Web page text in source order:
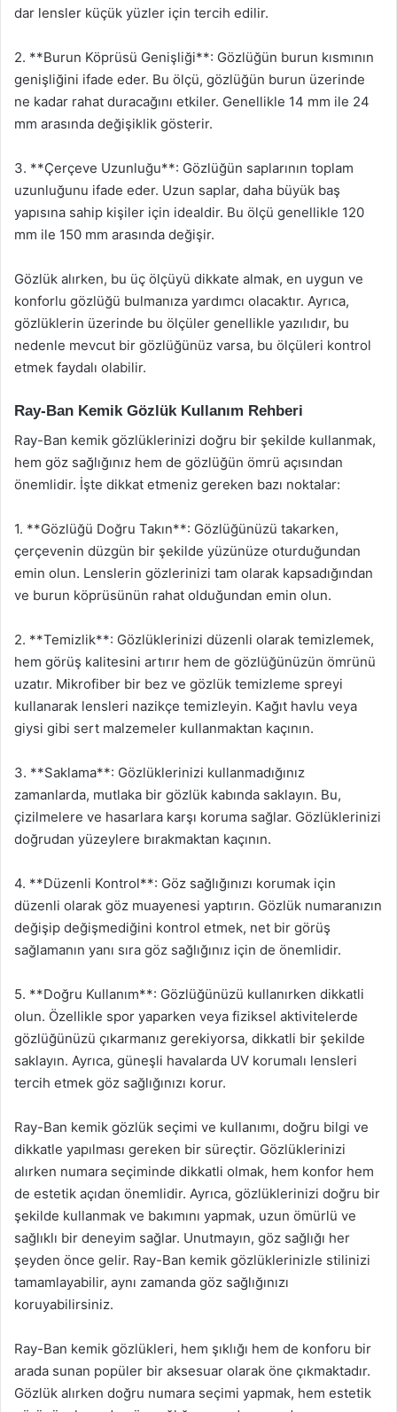
dar lensler küçük yüzler için tercih edilir.
2. **Burun Köprüsü Genişliği**: Gözlüğün burun kısmının
genişliğini ifade eder. Bu ölçü, gözlüğün burun üzerinde
ne kadar rahat duracağını etkiler. Genellikle 14 mm ile 24
mm arasında değişiklik gösterir.
3. **Çerçeve Uzunluğu**: Gözlüğün saplarının toplam
uzunluğunu ifade eder. Uzun saplar, daha büyük baş
yapısına sahip kişiler için idealdir. Bu ölçü genellikle 120
mm ile 150 mm arasında değişir.
Gözlük alırken, bu üç ölçüyü dikkate almak, en uygun ve
konforlu gözlüğü bulmanıza yardımcı olacaktır. Ayrıca,
gözlüklerin üzerinde bu ölçüler genellikle yazılıdır, bu
nedenle mevcut bir gözlüğünüz varsa, bu ölçüleri kontrol
etmek faydalı olabilir.
Ray-Ban Kemik Gözlük Kullanım Rehberi
Ray-Ban kemik gözlüklerinizi doğru bir şekilde kullanmak,
hem göz sağlığınız hem de gözlüğün ömrü açısından
önemlidir. İşte dikkat etmeniz gereken bazı noktalar:
1. **Gözlüğü Doğru Takın**: Gözlüğünüzü takarken,
çerçevenin düzgün bir şekilde yüzünüze oturduğundan
emin olun. Lenslerin gözlerinizi tam olarak kapsadığından
ve burun köprüsünün rahat olduğundan emin olun.
2. **Temizlik**: Gözlüklerinizi düzenli olarak temizlemek,
hem görüş kalitesini artırır hem de gözlüğünüzün ömrünü
uzatır. Mikrofiber bir bez ve gözlük temizleme spreyi
kullanarak lensleri nazikçe temizleyin. Kağıt havlu veya
giysi gibi sert malzemeler kullanmaktan kaçının.
3. **Saklama**: Gözlüklerinizi kullanmadığınız
zamanlarda, mutlaka bir gözlük kabında saklayın. Bu,
çizilmelere ve hasarlara karşı koruma sağlar. Gözlüklerinizi
doğrudan yüzeylere bırakmaktan kaçının.
4. **Düzenli Kontrol**: Göz sağlığınızı korumak için
düzenli olarak göz muayenesi yaptırın. Gözlük numaranızın
değişip değişmediğini kontrol etmek, net bir görüş
sağlamanın yanı sıra göz sağlığınız için de önemlidir.
5. **Doğru Kullanım**: Gözlüğünüzü kullanırken dikkatli
olun. Özellikle spor yaparken veya fiziksel aktivitelerde
gözlüğünüzü çıkarmanız gerekiyorsa, dikkatli bir şekilde
saklayın. Ayrıca, güneşli havalarda UV korumalı lensleri
tercih etmek göz sağlığınızı korur.
Ray-Ban kemik gözlük seçimi ve kullanımı, doğru bilgi ve
dikkatle yapılması gereken bir süreçtir. Gözlüklerinizi
alırken numara seçiminde dikkatli olmak, hem konfor hem
de estetik açıdan önemlidir. Ayrıca, gözlüklerinizi doğru bir
şekilde kullanmak ve bakımını yapmak, uzun ömürlü ve
sağlıklı bir deneyim sağlar. Unutmayın, göz sağlığı her
şeyden önce gelir. Ray-Ban kemik gözlüklerinizle stilinizi
tamamlayabilir, aynı zamanda göz sağlığınızı
koruyabilirsiniz.
Ray-Ban kemik gözlükleri, hem şıklığı hem de konforu bir
arada sunan popüler bir aksesuar olarak öne çıkmaktadır.
Gözlük alırken doğru numara seçimi yapmak, hem estetik